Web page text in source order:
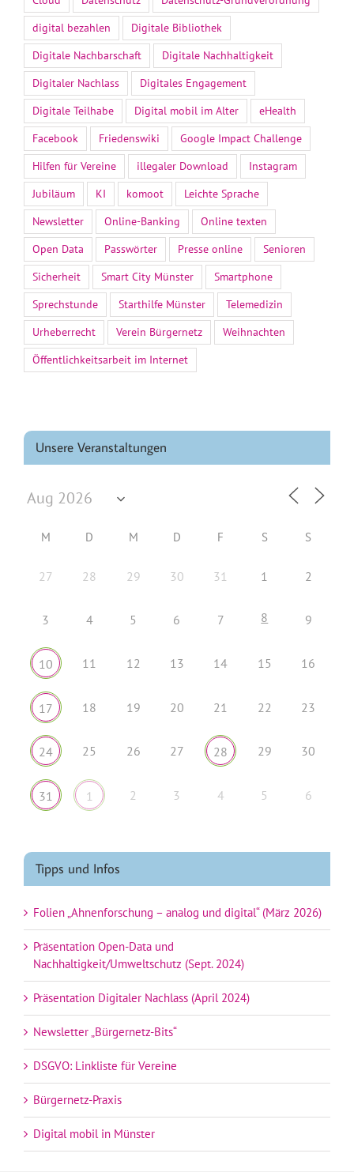
Unsere Veranstaltungen
M D M D F S S
27 28 29 30 31 1 2
3 4 5 6 7 8 9
10 11 12 13 14 15 16
17 18 19 20 21 22 23
24 25 26 27 28 29 30
31 1 2 3 4 5 6
Tipps und Infos
Folien „Ahnenforschung – analog und digital“ (März 2026)
Präsentation Open-Data und
Nachhaltigkeit/Umweltschutz (Sept. 2024)
Präsentation Digitaler Nachlass (April 2024)
Newsletter „Bürgernetz-Bits“
DSGVO: Linkliste für Vereine
Bürgernetz-Praxis
Digital mobil in Münster
digital bezahlen
Digitale Bibliothek
Digitale Nachbarschaft
Digitale Nachhaltigkeit
Digitaler Nachlass
Digitales Engagement
Digitale Teilhabe
Digital mobil im Alter
eHealth
Facebook
Friedenswiki
Google Impact Challenge
Hilfen für Vereine
illegaler Download
Instagram
Jubiläum
KI komoot
Leichte Sprache
Newsletter
Online-Banking
Online texten
Open Data
Passwörter Presse online
Senioren
Sicherheit
Smart City Münster
Smartphone
Sprechstunde
Starthilfe Münster
Telemedizin
Urheberrecht
Verein Bürgernetz
Weihnachten
Öffentlichkeitsarbeit im Internet